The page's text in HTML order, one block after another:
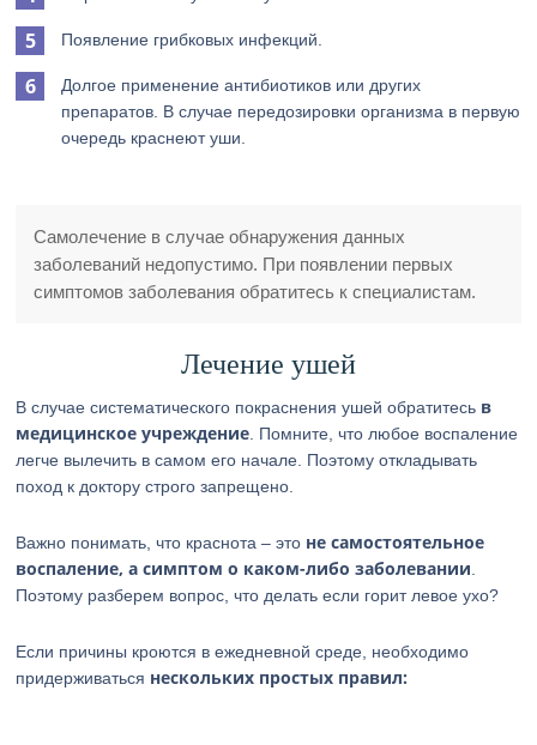
Появление грибковых инфекций.
Долгое применение антибиотиков или других
препаратов. В случае передозировки организма в первую
очередь краснеют уши.
Самолечение в случае обнаружения данных
заболеваний недопустимо. При появлении первых
симптомов заболевания обратитесь к специалистам.
Лечение ушей
В случае систематического покраснения ушей обратитесь в
медицинское учреждение . Помните, что любое воспаление
легче вылечить в самом его начале. Поэтому откладывать
поход к доктору строго запрещено.
Важно понимать, что краснота – это не самостоятельное
воспаление, а симптом о каком-либо заболевании
Поэтому разберем вопрос, что делать если горит левое ухо?
Если причины кроются в ежедневной среде, необходимо
придерживаться нескольких простых правил: